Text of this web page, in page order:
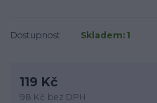
Dostupnost Skladem: 1
119 Kč
98 Kč bez DPH